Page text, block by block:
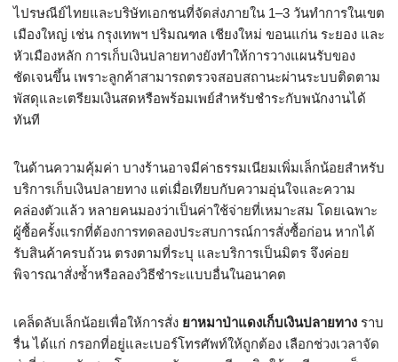
ไปรษณีย์ไทยและบริษัทเอกชนที่จัดส่งภายใน 1–3 วันทำการในเขต
เมืองใหญ่ เช่น กรุงเทพฯ ปริมณฑล เชียงใหม่ ขอนแก่น ระยอง และ
หัวเมืองหลัก การเก็บเงินปลายทางยังทำให้การวางแผนรับของ
ชัดเจนขึ้น เพราะลูกค้าสามารถตรวจสอบสถานะผ่านระบบติดตาม
พัสดุและเตรียมเงินสดหรือพร้อมเพย์สำหรับชำระกับพนักงานได้
ทันที
ในด้านความคุ้มค่า บางร้านอาจมีค่าธรรมเนียมเพิ่มเล็กน้อยสำหรับ
บริการเก็บเงินปลายทาง แต่เมื่อเทียบกับความอุ่นใจและความ
คล่องตัวแล้ว หลายคนมองว่าเป็นค่าใช้จ่ายที่เหมาะสม โดยเฉพาะ
ผู้ซื้อครั้งแรกที่ต้องการทดลองประสบการณ์การสั่งซื้อก่อน หากได้
รับสินค้าครบถ้วน ตรงตามที่ระบุ และบริการเป็นมิตร จึงค่อย
พิจารณาสั่งซ้ำหรือลองวิธีชำระแบบอื่นในอนาคต
เคล็ดลับเล็กน้อยเพื่อให้การสั่ง ยาหมาป่าแดงเก็บเงินปลายทาง ราบ
รื่น ได้แก่ กรอกที่อยู่และเบอร์โทรศัพท์ให้ถูกต้อง เลือกช่วงเวลาจัด